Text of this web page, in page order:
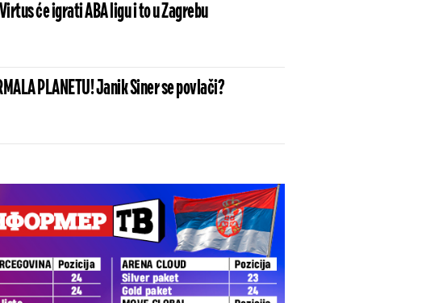
Virtus će igrati ABA ligu i to u Zagrebu
PLANETU! Janik Siner se povlači?